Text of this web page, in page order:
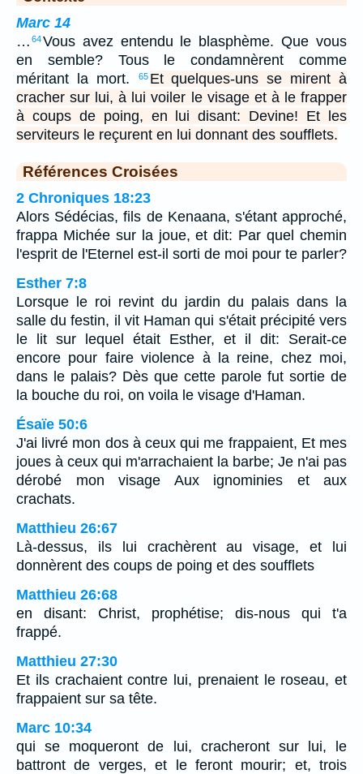
Marc 14
… 64Vous avez entendu le blasphème. Que vous
en semble? Tous le condamnèrent comme
méritant la mort.
65 Et quelques-uns se mirent à
cracher sur lui, à lui voiler le visage et à le frapper
à coups de poing, en lui disant: Devine! Et les
serviteurs le reçurent en lui donnant des soufflets.
Références Croisées
2 Chroniques 18:23
Alors Sédécias, fils de Kenaana, s'étant approché,
frappa Michée sur la joue, et dit: Par quel chemin
l'esprit de l'Eternel est-il sorti de moi pour te parler?
Esther 7:8
Lorsque le roi revint du jardin du palais dans la
salle du festin, il vit Haman qui s'était précipité vers
le lit sur lequel était Esther, et il dit: Serait-ce
encore pour faire violence à la reine, chez moi,
dans le palais? Dès que cette parole fut sortie de
la bouche du roi, on voila le visage d'Haman.
Ésaïe 50:6
J'ai livré mon dos à ceux qui me frappaient, Et mes
joues à ceux qui m'arrachaient la barbe; Je n'ai pas
dérobé mon visage Aux ignominies et aux
crachats.
Matthieu 26:67
Là-dessus, ils lui crachèrent au visage, et lui
donnèrent des coups de poing et des soufflets
Matthieu 26:68
en disant: Christ, prophétise; dis-nous qui t'a
frappé.
Matthieu 27:30
Et ils crachaient contre lui, prenaient le roseau, et
frappaient sur sa tête.
Marc 10:34
qui se moqueront de lui, cracheront sur lui, le
battront de verges, et le feront mourir; et, trois